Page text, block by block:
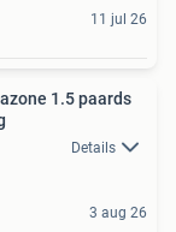
11 jul 26
1.5 paards
Details
3 aug 26